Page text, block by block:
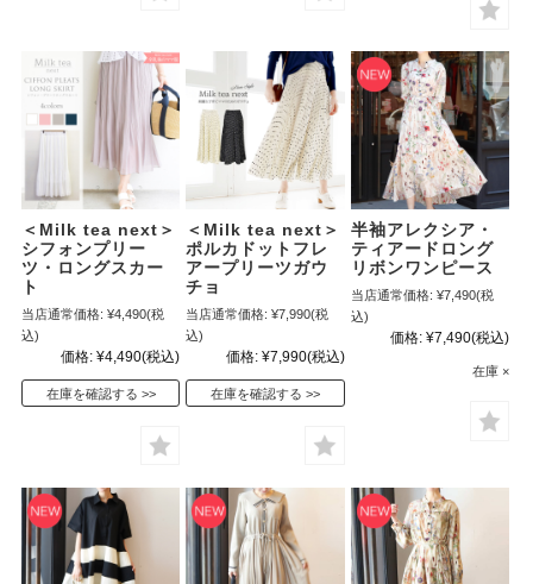
＜Milk tea next＞
シフォンプリー
ツ・ロングスカー
ト
当店通常価格: ¥4,490(税
込)
価格: ¥4,490(税込)
在庫を確認する
＜Milk tea next＞
ポルカドットフレ
アープリーツガウ
チョ
当店通常価格: ¥7,990(税
込)
価格: ¥7,990(税込)
在庫を確認する
半袖アレクシア・
ティアードロング
リボンワンピース
当店通常価格: ¥7,490(税
込)
価格: ¥7,490(税込)
在庫 ×